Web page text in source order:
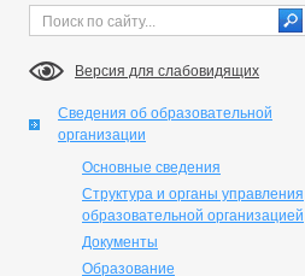
Версия для слабовидящих
Сведения об образовательной
организации
Основные сведения
Структура и органы управления
образовательной организацией
Документы
Образование